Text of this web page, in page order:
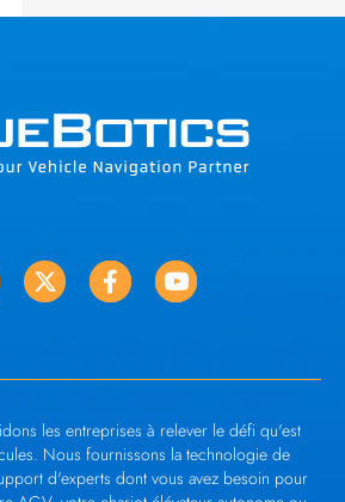
les entreprises à relever le défi qu'est
Nous fournissons la technologie de
d'experts dont vous avez besoin pour